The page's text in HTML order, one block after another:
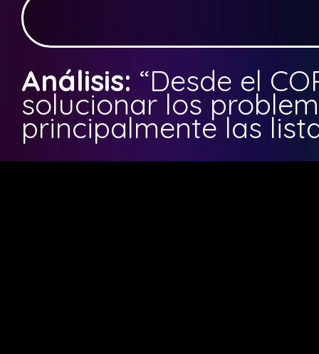
Análisis: “Desde el
solucionar los
principalmente las